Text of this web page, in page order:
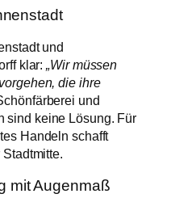
und
klar:„Wir müssen
die ihre
und
sind keine Lösung. Für
Handeln schafft
mit Augenmaß